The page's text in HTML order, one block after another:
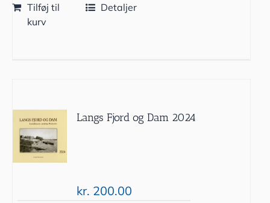
Tilføj til
kurv
Detaljer
Langs Fjord og Dam 2024
kr. 200.00